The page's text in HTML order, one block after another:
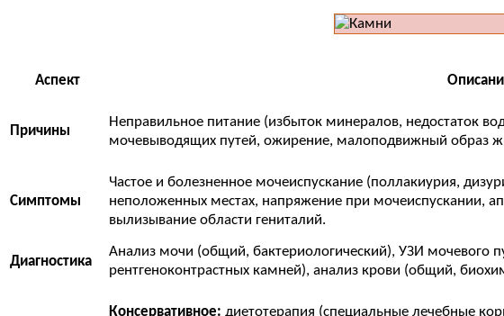
Аспект
Причины
Неправильное питание (избыток минералов, недостаток
мочевыводящих путей, ожирение, малоподвижный образ
Симптомы
Частое и болезненное мочеиспускание (поллакиурия,
неположенных местах, напряжение при мочеиспускании,
вылизывание области гениталий.
Диагностика
Анализ мочи (общий, бактериологический), УЗИ мочевого
рентгеноконтрастных камней), анализ крови (общий,
Консервативное: диетотерапия (специальные лечебные